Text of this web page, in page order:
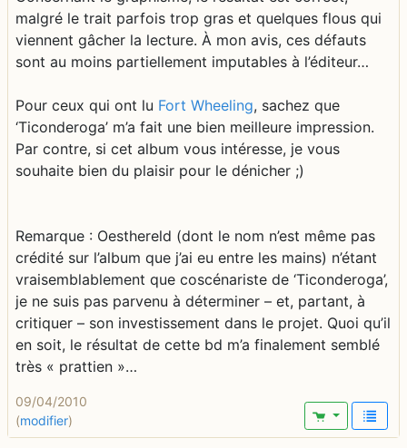
malgré le trait parfois trop gras et quelques flous qui
viennent gâcher la lecture. À mon avis, ces défauts
sont au moins partiellement imputables à l’éditeur…
Pour ceux qui ont lu Fort Wheeling, sachez que
‘Ticonderoga’ m’a fait une bien meilleure impression.
Par contre, si cet album vous intéresse, je vous
souhaite bien du plaisir pour le dénicher ;)
Remarque : Oesthereld (dont le nom n’est même pas
crédité sur l’album que j’ai eu entre les mains) n’étant
vraisemblablement que coscénariste de ‘Ticonderoga’,
je ne suis pas parvenu à déterminer – et, partant, à
critiquer – son investissement dans le projet. Quoi qu’il
en soit, le résultat de cette bd m’a finalement semblé
très « prattien »…
09/04/2010
(modifier)